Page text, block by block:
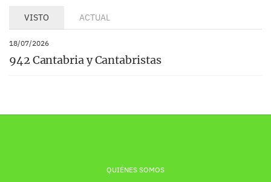
VISTO ACTUAL
18/07/2026
942 Cantabria y Cantabristas
QUIÉNES SOMOS